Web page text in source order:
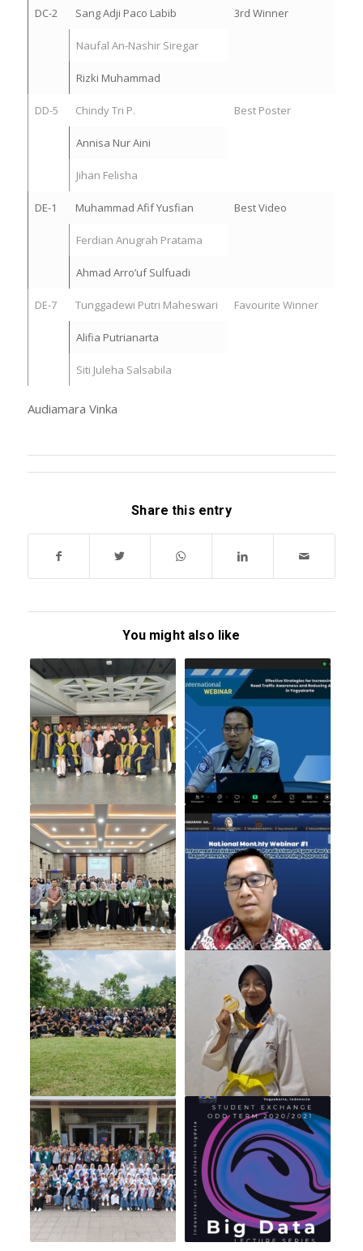
DC-2 Sang Adji Paco Labib 3rd Winner
Naufal An-Nashir Siregar
Rizki Muhammad
DD-5 Chindy Tri P. Best Poster
Annisa Nur Aini
⁠Jihan Felisha
DE-1 Muhammad Afif Yusfian Best Video
Ferdian Anugrah Pratama
Ahmad Arro’uf Sulfuadi
DE-7 Tunggadewi Putri Maheswari Favourite Winner
Alifia Putrianarta
Siti Juleha Salsabila
Audiamara Vinka
Share this entry
You might also like